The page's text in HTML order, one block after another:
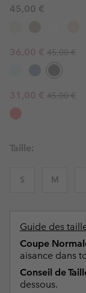
45,00 €
Sale price:
36,00 € Regular
45,00 €
Sale price:
31,00 € Regular
45,00 €
Taille:
S M
Guide des
Coupe
aisance dans
Conseil de
dessous.